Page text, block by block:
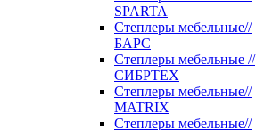
SPARTA
Степлеры мебельные//
БАРС
Степлеры мебельные //
СИБРТЕХ
Степлеры мебельные//
MATRIX
Степлеры мебельные//